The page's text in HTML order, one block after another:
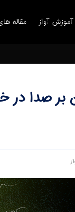
آموزش آواز مقاله
بر صدا در